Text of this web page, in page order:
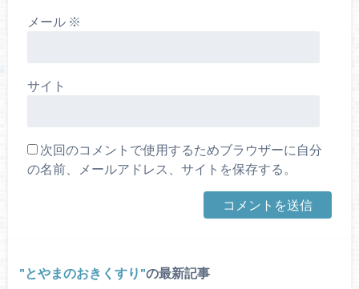
メール ※
サイト
次回のコメントで使用するためブラウザーに自分
の名前、メールアドレス、サイトを保存する。
とやまのおきくすり の最新記事